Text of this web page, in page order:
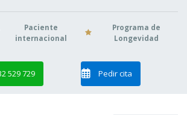
Paciente
internacional
Programa de
Longevidad
529 729 Pedir cita